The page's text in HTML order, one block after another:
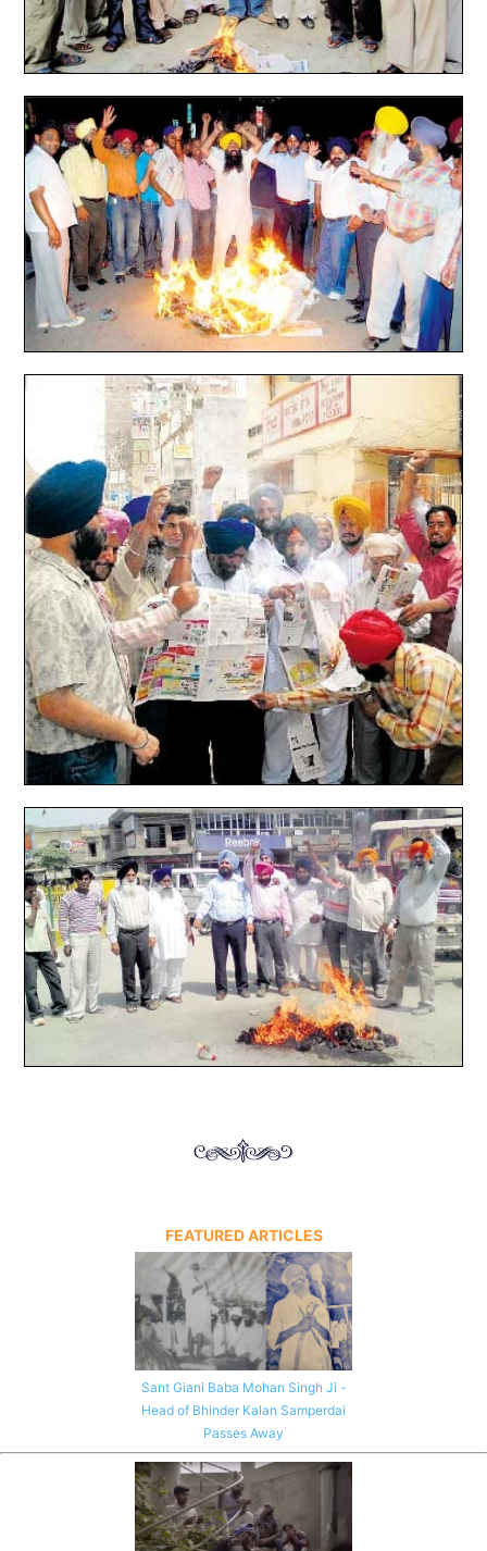
FEATURED ARTICLES
Sant Giani Baba Mohan Singh Ji -
Head of Bhinder Kalan Samperdai
Passes Away